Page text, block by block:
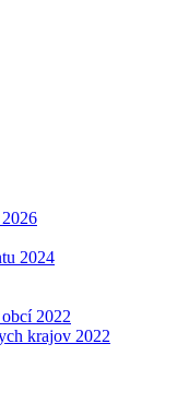
2024
2022
krajov 2022